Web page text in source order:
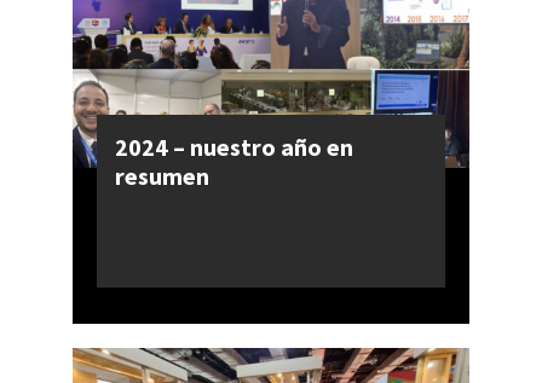
2024 – nuestro año en
resumen